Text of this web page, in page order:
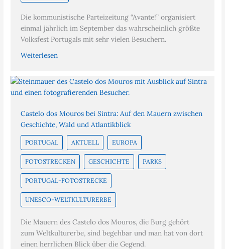
Die kommunistische Parteizeitung “Avante!” organisiert
einmal jährlich im September das wahrscheinlich größte
Volksfest Portugals mit sehr vielen Besuchern.
Weiterlesen
Castelo dos Mouros bei Sintra: Auf den Mauern zwischen
Geschichte, Wald und Atlantikblick
PORTUGAL AKTUELL EUROPA
FOTOSTRECKEN GESCHICHTE PARKS
PORTUGAL-FOTOSTRECKE
UNESCO-WELTKULTURERBE
Die Mauern des Castelo dos Mouros, die Burg gehört
zum Weltkulturerbe, sind begehbar und man hat von dort
einen herrlichen Blick über die Gegend.